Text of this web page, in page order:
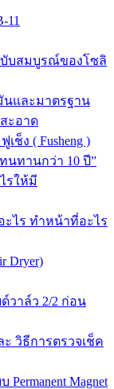
11
บสมบูรณ์ของโซลิ
นและมาตรฐาน
ะอาด
ช็ง ( Fusheng )
ทานกว่า 10 ปี”
รให้มี
ะไร ทำหน้าที่อะไร
Dryer)
วาล์ว 2/2 ก่อน
วิธีการตรวจเช็ค
Magnet